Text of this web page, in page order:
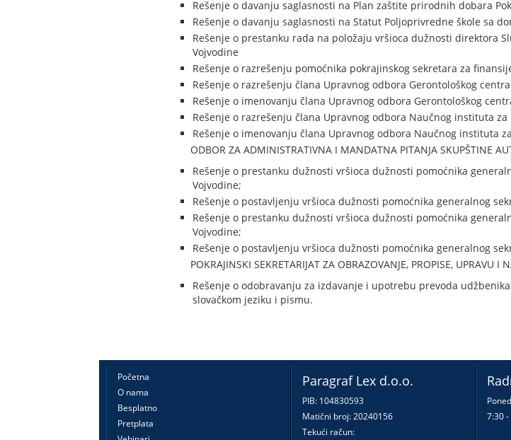
Rešenje o davanju saglasnosti na Plan zaštite prirodnih dobara
Rešenje o davanju saglasnosti na Statut Poljoprivredne škole sa
Rešenje o prestanku rada na položaju vršioca dužnosti direktora
Vojvodine
Rešenje o razrešenju pomoćnika pokrajinskog sekretara za
Rešenje o razrešenju člana Upravnog odbora Gerontološkog
Rešenje o imenovanju člana Upravnog odbora Gerontološkog
Rešenje o razrešenju člana Upravnog odbora Naučnog instituta
Rešenje o imenovanju člana Upravnog odbora Naučnog instituta
ODBOR ZA ADMINISTRATIVNA I MANDATNA PITANJA SKUPŠTINE
Rešenje o prestanku dužnosti vršioca dužnosti pomoćnika
Vojvodine;
Rešenje o postavljenju vršioca dužnosti pomoćnika generalnog
Rešenje o prestanku dužnosti vršioca dužnosti pomoćnika
Vojvodine;
Rešenje o postavljenju vršioca dužnosti pomoćnika generalnog
POKRAJINSKI SEKRETARIJAT ZA OBRAZOVANJE, PROPISE, UPRAVU
Rešenje o odobravanju za izdavanje i upotrebu prevoda
slovačkom jeziku i pismu.
Početna
O nama
Besplatno
Pretplata
Paragraf Lex d.o.o.
PIB: 104830593
Matični broj: 20240156
Tekući račun:
7:30